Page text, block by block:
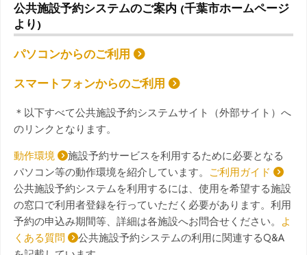
公共施設予約システムのご案内 (千葉市ホームページ
より)
パソコンからのご利用
スマートフォンからのご利用
＊以下すべて公共施設予約システムサイト（外部サイト）へ
のリンクとなります。
動作環境
施設予約サービスを利用するために必要となる
パソコン等の動作環境を紹介しています。
ご利用ガイド
公共施設予約システムを利用するには、使用を希望する施設
の窓口で利用者登録を行っていただく必要があります。利用
予約の申込み期間等、詳細は各施設へお問合せください。
よ
くある質問
公共施設予約システムの利用に関連するQ&A